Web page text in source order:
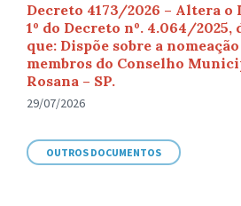
Decreto 4173/2026 – Altera
1º do Decreto nº. 4.064/2025,
que: Dispõe sobre a
membros do Conselho
Rosana – SP.
29/07/2026
OUTROS DOCUMENTOS